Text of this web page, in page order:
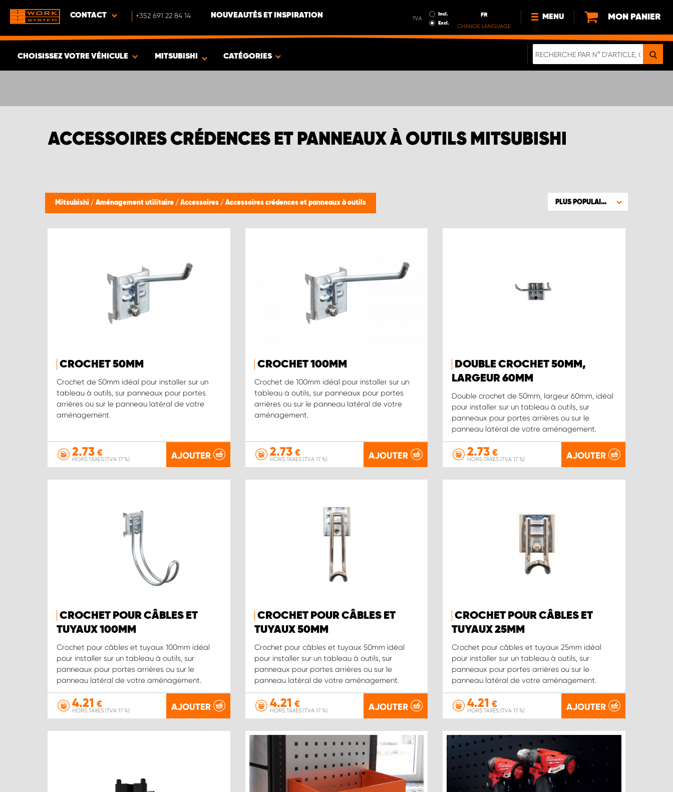
CONTACT +352 691 22 84 14 NOUVEAUTÉS ET INSPIRATION T.V.A.
Incl.
Excl.
FR
CHANGE LANGUAGE
MENU
NOUVEAUTÉS
MON PANIER
CHOISISSEZ VOTRE VÉHICULE MITSUBISHI CATÉGORIES
ACCESSOIRES CRÉDENCES ET PANNEAUX À OUTILS MITSUBISHI
Mitsubishi / Aménagement utilitaire / Accessoires / Accessoires crédences et panneaux à outils PLUS POPULAIRE
CROCHET 50MM
Crochet de 50mm idéal pour installer sur un
tableau à outils, sur panneaux pour portes
arrières ou sur le panneau latéral de votre
aménagement.
2.73 €
HORS TAXES (TVA 17 %) AJOUTER
CROCHET 100MM
Crochet de 100mm idéal pour installer sur un
tableau à outils, sur panneaux pour portes
arrières ou sur le panneau latéral de votre
aménagement.
2.73€
HORS TAXES (TVA 17 %) AJOUTER
DOUBLE CROCHET 50MM,
LARGEUR 60MM
Double crochet de 50mm, largeur 60mm, idéal
pour installer sur un tableau à outils, sur
panneaux pour portes arrières ou sur le
panneau latéral de votre aménagement.
2.73 €
HORS TAXES (TVA 17 %) AJOUTER
CROCHET POUR CÂBLES ET
TUYAUX 100MM
Crochet pour câbles et tuyaux 100mm idéal
pour installer sur un tableau à outils, sur
panneaux pour portes arrières ou sur le
panneau latéral de votre aménagement.
4.21 €
HORS TAXES (TVA 17 %) AJOUTER
CROCHET POUR CÂBLES ET
TUYAUX 50MM
Crochet pour câbles et tuyaux 50mm idéal
pour installer sur un tableau à outils, sur
panneaux pour portes arrières ou sur le
panneau latéral de votre aménagement.
4.21 €
HORS TAXES (TVA 17 %) AJOUTER
CROCHET POUR CÂBLES ET
TUYAUX 25MM
Crochet pour câbles et tuyaux 25mm idéal
pour installer sur un tableau à outils, sur
panneaux pour portes arrières ou sur le
panneau latéral de votre aménagement.
4.21 €
HORS TAXES (TVA 17 %) AJOUTER